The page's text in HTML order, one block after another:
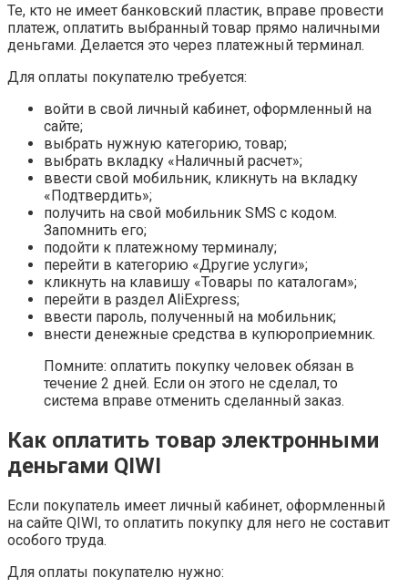
Те, кто не имеет банковский пластик, вправе провести
платеж, оплатить выбранный товар прямо наличными
деньгами. Делается это через платежный терминал.
Для оплаты покупателю требуется:
войти в свой личный кабинет, оформленный на
сайте;
выбрать нужную категорию, товар;
выбрать вкладку «Наличный расчет»;
ввести свой мобильник, кликнуть на вкладку
«Подтвердить»;
получить на свой мобильник SMS с кодом.
Запомнить его;
подойти к платежному терминалу;
перейти в категорию «Другие услуги»;
кликнуть на клавишу «Товары по каталогам»;
перейти в раздел AliExpress;
ввести пароль, полученный на мобильник;
внести денежные средства в купюроприемник.
Помните: оплатить покупку человек обязан в
течение 2 дней. Если он этого не сделал, то
система вправе отменить сделанный заказ.
Как оплатить товар электронными
деньгами QIWI
Если покупатель имеет личный кабинет, оформленный
на сайте QIWI, то оплатить покупку для него не составит
особого труда.
Для оплаты покупателю нужно: